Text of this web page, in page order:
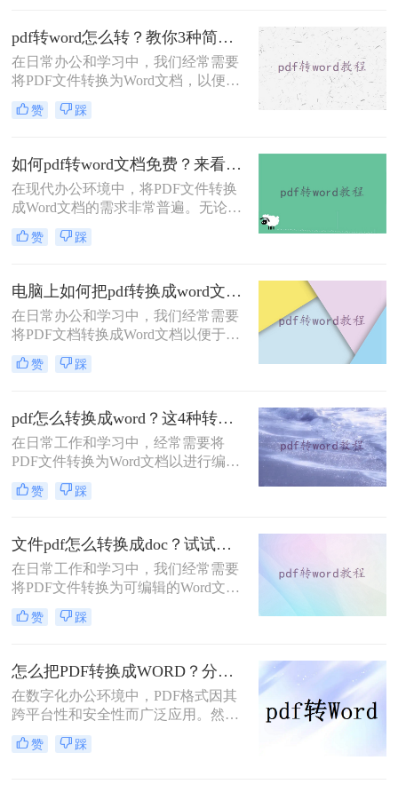
word文档呢？本文将介绍四种有效的
PDF转Word的方法，帮助你轻松完成
这一任务。
pdf转word怎么转？教你3种简单转换方法！
在日常办公和学习中，我们经常需要
将PDF文件转换为Word文档，以便进
行编辑和修改。那么pdf转word怎么转
呢？本文将介绍三种将PDF转换为
PDF到Word的转换。
赞 踩
如何pdf转word文档免费？来看看这2种转换方法！
在现代办公环境中，将PDF文件转换
成Word文档的需求非常普遍。无论是
为了编辑、修改还是进一步处理，掌
握几种高效的PDF转Word方法都是非
费呢？本文将详细介绍两种免费且高
效的PDF转Word方法，帮助用户轻松
完成文件格式转换。
赞 踩
电脑上如何把pdf转换成word文档？推荐二个快捷好用的转换方法！
在日常办公和学习中，我们经常需要
将PDF文档转换成Word文档以便于编
辑和修改。那么电脑上如何把pdf转换
成word文档呢？本文将介绍两种常用
赞 踩
pdf怎么转换成word？这4种转换方法你可以轻松学会！
在日常工作和学习中，经常需要将
PDF文件转换为Word文档以进行编辑
和修改。为了帮助用户根据实际需求
选择最合适的方式，那么pdf怎么转换
PDF转Word的方法。
赞 踩
文件pdf怎么转换成doc？试试这三种转换方法！
在日常工作和学习中，我们经常需要
将PDF文件转换为可编辑的Word文档
（DOC格式），以便进行修改、编辑
或进一步处理。那么文件pdf怎么转换
为DOC文件的实用方法，帮助用户高
效、安全地完成转换任务。
赞 踩
怎么把PDF转换成WORD？分享7个可以轻松转换的方法！
在数字化办公环境中，PDF格式因其
跨平台性和安全性而广泛应用。然
而，当需要对PDF文件进行编辑时，
将其转换为Word文档成为了一种常见
赞 踩